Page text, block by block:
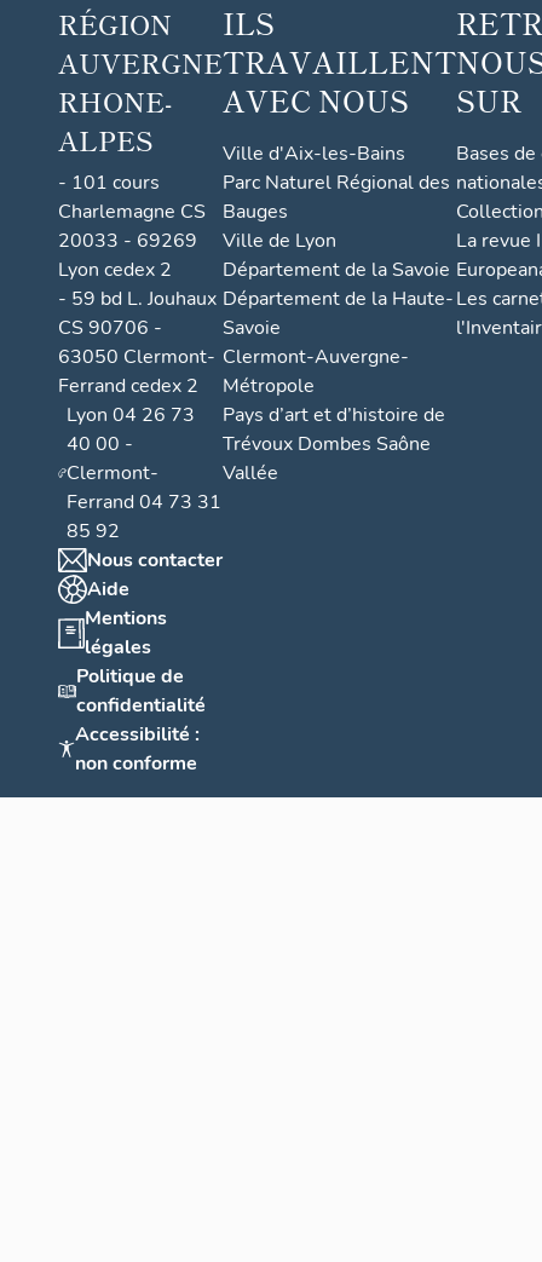
RÉGION
AUVERGNE
RHONE-
ALPES
- 101 cours
Charlemagne CS
20033 - 69269
Lyon cedex 2
- 59 bd L. Jouhaux
CS 90706 -
63050 Clermont-
Ferrand cedex 2
Lyon 04 26 73
40 00 -
Clermont-
Ferrand 04 73 31
85 92
Nous contacter
Aide
Mentions
légales
Politique de
confidentialité
Accessibilité :
non conforme
ILS
TRAVAILLENT
AVEC NOUS
Ville d'Aix-les-Bains
Parc Naturel Régional des
Bauges
Ville de Lyon
Département de la Savoie
Département de la Haute-
Savoie
Clermont-Auvergne-
Métropole
Pays d’art et d’histoire de
Trévoux Dombes Saône
Vallée
SUR
Bases
La revue
Les